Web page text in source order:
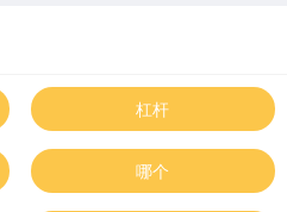
杠杆
哪个